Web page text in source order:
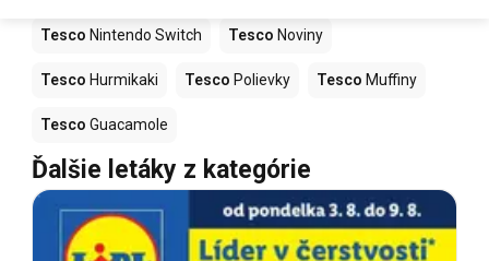
Tesco Nintendo Switch Tesco Noviny
Tesco Hurmikaki Tesco Polievky Tesco Muffiny
Tesco Guacamole
Ďalšie letáky z kategórie